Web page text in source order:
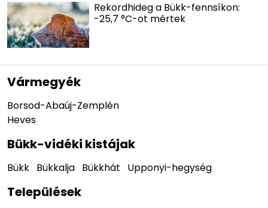
Rekordhideg a Bükk-fennsíkon:
-25,7 °C-ot mértek
Vármegyék
Borsod-Abaúj-Zemplén
Heves
Bükk-vidéki kistájak
Bükk Bükkalja Bükkhát Upponyi-hegység
Települések